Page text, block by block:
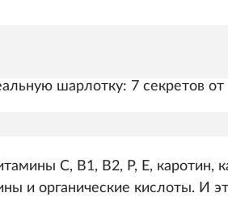
шарлотку: 7 секретов от
С, В1, В2, Р, Е, каротин,
и органические кислоты. И